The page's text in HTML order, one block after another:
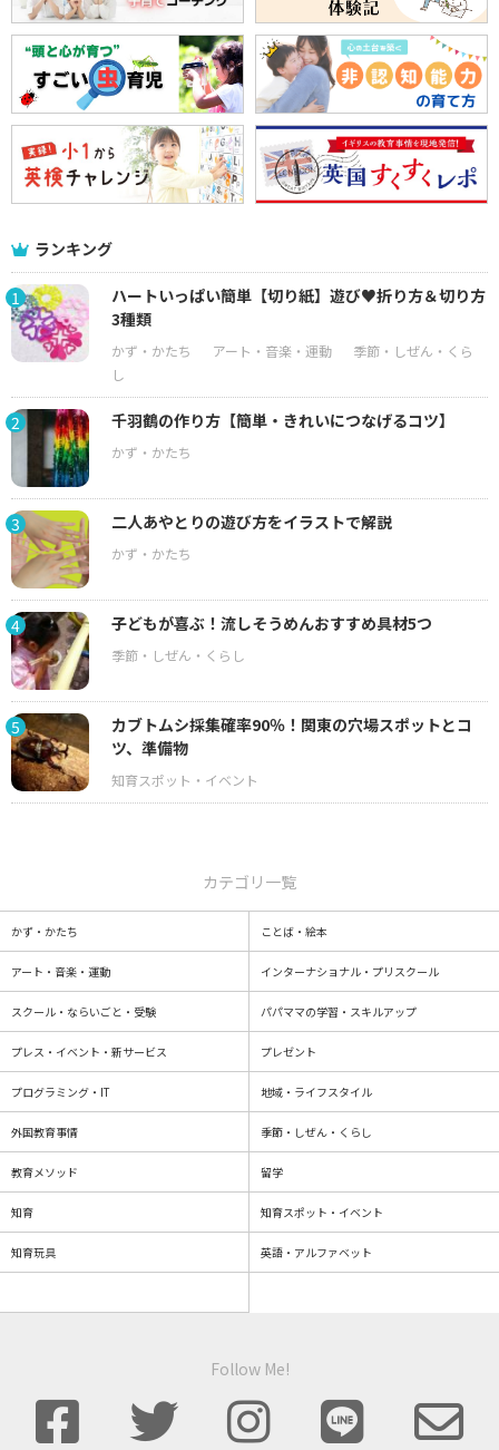
ランキング
1
ハートいっぱい簡単【切り紙】遊び♥折り方＆切り方
3種類
2 千羽鶴の作り方【簡単・きれいにつなげるコツ】
3 二人あやとりの遊び方をイラストで解説
4 子どもが喜ぶ！流しそうめんおすすめ具材5つ
5
カブトムシ採集確率90％！関東の穴場スポットとコ
ツ、準備物
カテゴリ一覧
かず・かたち ことば・絵本
アート・音楽・運動 インターナショナル・プリスクール
スクール・ならいごと・受験 パパママの学習・スキルアップ
プレス・イベント・新サービス プレゼント
プログラミング・IT 地域・ライフスタイル
外国教育事情 季節・しぜん・くらし
教育メソッド 留学
知育 知育スポット・イベント
知育玩具 英語・アルファベット
Follow Me!